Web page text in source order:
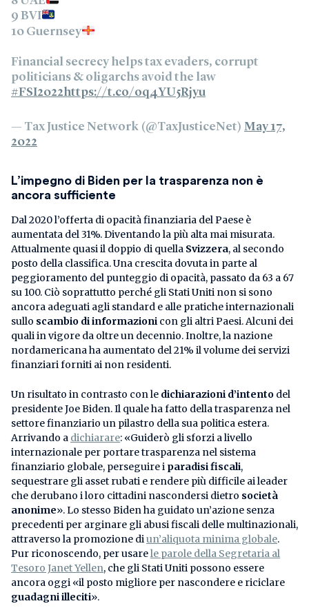
9 BVI
10 Guernsey
Financial secrecy helps tax evaders, corrupt
politicians & oligarchs avoid the law
#FSI2022https://t.co/oq4YU5Rjyu
— Tax Justice Network (@TaxJusticeNet) May 17,
2022
L’impegno di Biden per la trasparenza non è
ancora sufficiente
Dal 2020 l’offerta di opacità finanziaria del Paese è
aumentata del 31%. Diventando la più alta mai misurata.
Attualmente quasi il doppio di quella Svizzera, al secondo
posto della classifica. Una crescita dovuta in parte al
peggioramento del punteggio di opacità, passato da 63 a 67
su 100. Ciò soprattutto perché gli Stati Uniti non si sono
ancora adeguati agli standard e alle pratiche internazionali
sullo scambio di informazioni con gli altri Paesi. Alcuni dei
quali in vigore da oltre un decennio. Inoltre, la nazione
nordamericana ha aumentato del 21% il volume dei servizi
finanziari forniti ai non residenti.
Un risultato in contrasto con le dichiarazioni d’intento del
presidente Joe Biden. Il quale ha fatto della trasparenza nel
settore finanziario un pilastro della sua politica estera.
Arrivando a dichiarare: «Guiderò gli sforzi a livello
internazionale per portare trasparenza nel sistema
finanziario globale, perseguire i paradisi fiscali,
sequestrare gli asset rubati e rendere più difficile ai leader
che derubano i loro cittadini nascondersi dietro società
anonime». Lo stesso Biden ha guidato un’azione senza
precedenti per arginare gli abusi fiscali delle multinazionali,
attraverso la promozione diun’aliquota minima globale.
Pur riconoscendo, per usarele parole della Segretaria al
Tesoro Janet Yellen, che gli Stati Uniti possono essere
ancora oggi «il posto migliore per nascondere e riciclare
guadagni illeciti».